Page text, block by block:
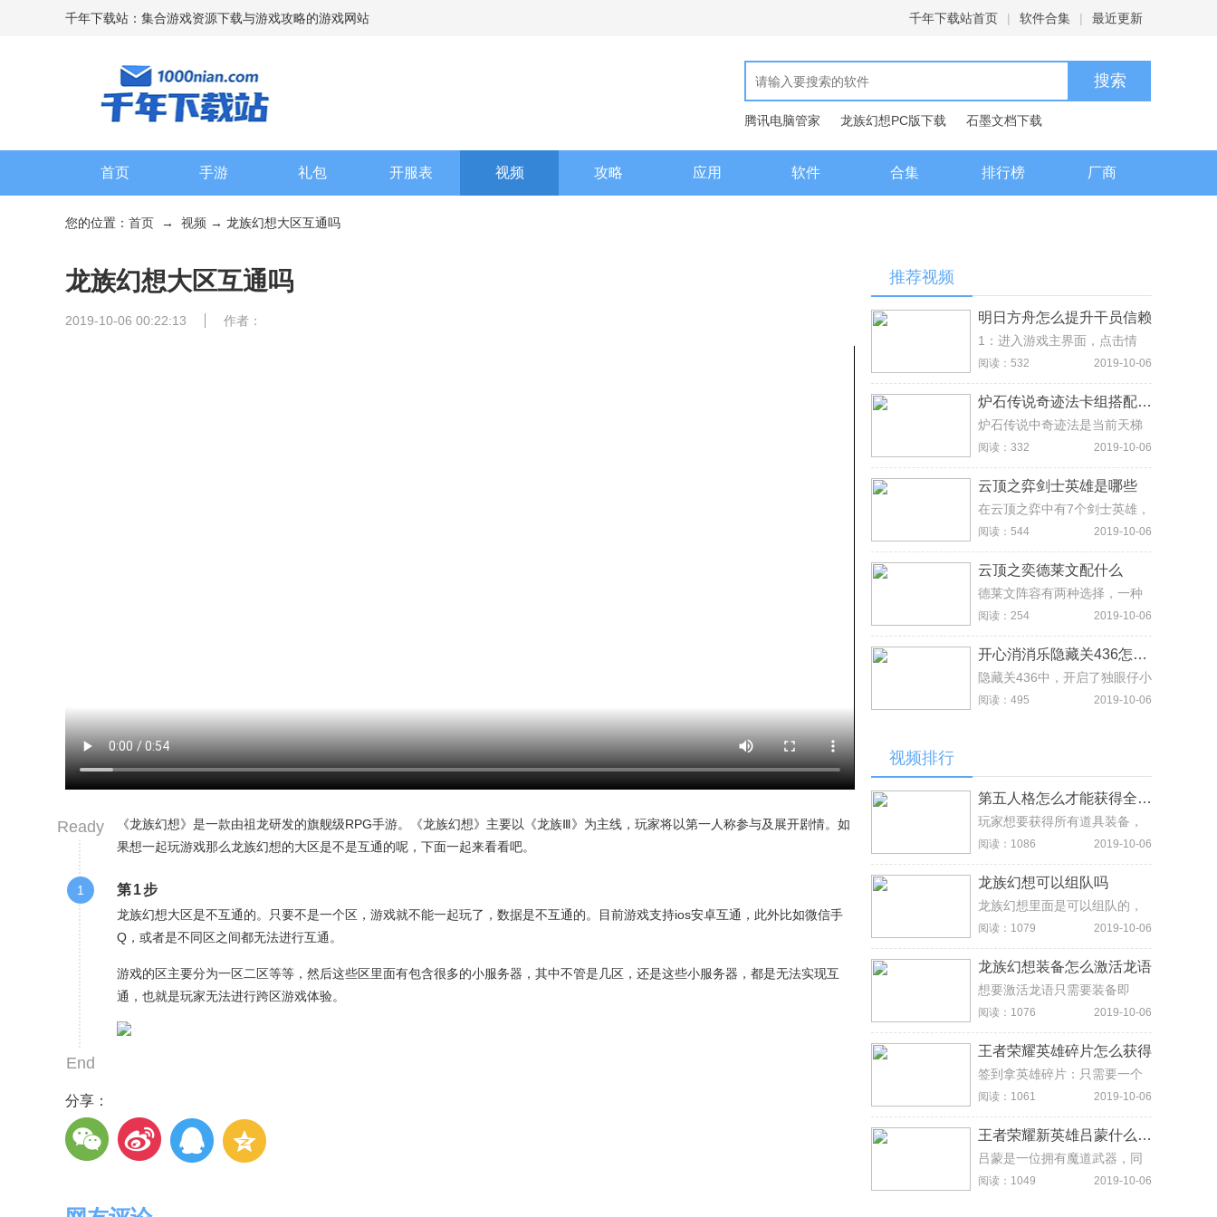
千年下载站：集合游戏资源下载与游戏攻略的游戏网站 千年下载站首页 | 软件合集 | 最近更新
腾讯电脑管家 龙族幻想PC版下载
石墨文档下载
现代汉语词典下载
百度输入法下载
首页 手游 礼包 开服表 视频 攻略 应用 软件 合集 排行榜 厂商
您的位置： 首页 → 视频 → 龙族幻想大区互通吗
龙族幻想大区互通吗
2019-10-06 00:22:13 作者：
Ready
《龙族幻想》是一款由祖龙研发的旗舰级RPG手游。《龙族幻想》主要以《龙族Ⅲ》为主线，玩家将以第一人称参与及展开剧情。如
果想一起玩游戏那么龙族幻想的大区是不是互通的呢，下面一起来看看吧。
1 第1步
龙族幻想大区是不互通的。只要不是一个区，游戏就不能一起玩了，数据是不互通的。目前游戏支持ios安卓互通，此外比如微信手
Q，或者是不同区之间都无法进行互通。
游戏的区主要分为一区二区等等，然后这些区里面有包含很多的小服务器，其中不管是几区，还是这些小服务器，都是无法实现互
通，也就是玩家无法进行跨区游戏体验。
End
分享：
推荐视频
明日方舟怎么提升干员信赖
1：进入游戏主界面，点击情
报，这个界面点击信赖总览，
就可以看到信赖度 2：点击游
以提升信赖度，不同的设施点
击进驻干员都是可以提升信赖
基建的干员，4:00过后可与其
进行交互提升信赖。
阅读：532 2019-10-06
炉石传说奇迹法卡组搭配，环境利器奇迹法进阶指南
炉石传说中奇迹法是当前天梯
环境中很火的一套卡组，这套
构筑比较特殊的低费就是满编
安东尼，可以对抗快攻。
阅读：332 2019-10-06
云顶之弈剑士英雄是哪些
在云顶之弈中有7个剑士英雄，
分别是剑魔、德莱文、剑姬、
船长、慎、亚索、卡密尔。
阅读：544 2019-10-06
云顶之奕德莱文配什么
德莱文阵容有两种选择，一种
是走帝国流派，4帝国配上4斗
士或者4骑士，以德莱文和乌鸦
剑士阵容，贵族自带剑姬，另
外剑士选择德莱文和亚索。
阅读：254 2019-10-06
开心消消乐隐藏关436怎么过
隐藏关436中，开启了独眼仔小
动物，需要注意的就是独眼仔
的功能，独眼仔最重要的特点
猫和小鸡进行互换就可以形成
猫头鹰的特效，接下来不断地
进行小鸡和猫头鹰的交换。
阅读：495 2019-10-06
视频排行
第五人格怎么才能获得全部东西，钻石购买及抽奖途径说明
玩家想要获得所有道具装备，
不仅需要有很好的运气，而且
还需要花费大量的时间去做任
阅读：1086 2019-10-06
龙族幻想可以组队吗
龙族幻想里面是可以组队的，
进入游戏界面，如果游戏里面
有好友，直接点击右上角的组
阅读：1079 2019-10-06
龙族幻想装备怎么激活龙语
想要激活龙语只需要装备即
可，前往装备界面，在橙装及
以上等级的装备上，重新选择
会提示，是否用镜瞳解析龙语
并解锁，选择是，就能激活龙
阅读：1076 2019-10-06
王者荣耀英雄碎片怎么获得
签到拿英雄碎片：只需要一个
星期当中每天都记得去登录就
可以了，签到的奖励当中，其
券抽奖：如果你本来是用点券
购买过英雄的话，有剩余的，
点券抽英雄那个界面哦，有几
阅读：1061 2019-10-06
王者荣耀新英雄吕蒙什么时候上线
吕蒙是一位拥有魔道武器，同
时能够召唤灵体攻击的战士/刺
客型英雄。另外根据曝光的信
阅读：1049 2019-10-06